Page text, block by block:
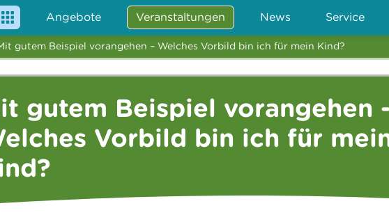
Angebote Veranstaltungen News Service
gutem Beispiel vorangehen – Welches Vorbild bin ich für mein Kind?
gutem Beispiel vorangehen -
Vorbild bin ich für